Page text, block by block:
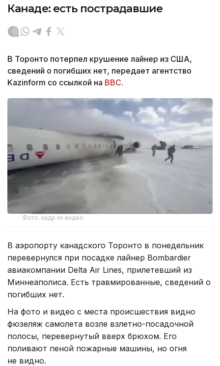
Канаде: есть пострадавшие
В Торонто потерпел крушение лайнер из США,
сведений о погибших нет, передает агентство
Kazinform со ссылкой на BBC.
Фото: кадр из видео
В аэропорту канадского Торонто в понедельник
перевернулся при посадке лайнер Bombardier
авиакомпании Delta Air Lines, прилетевший из
Миннеаполиса. Есть травмированные, сведений о
погибших нет.
На фото и видео с места происшествия видно
фюзеляж самолета возле взлетно-посадочной
полосы, перевернутый вверх брюхом. Его
поливают пеной пожарные машины, но огня
не видно.